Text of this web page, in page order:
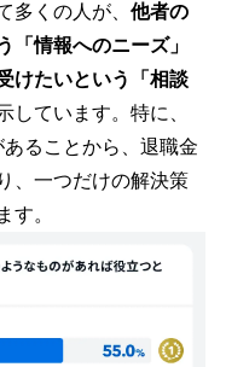
多くの人が、 他者の
「情報へのニーズ」
けたいという「相談
しています。特に、
ることから、退職金
、一つだけの解決策
す。